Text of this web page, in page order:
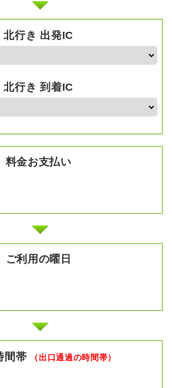
北行き 出発IC
北行き 到着IC
料金お支払い
ご利用の曜日
間帯 （出口通過の時間帯）